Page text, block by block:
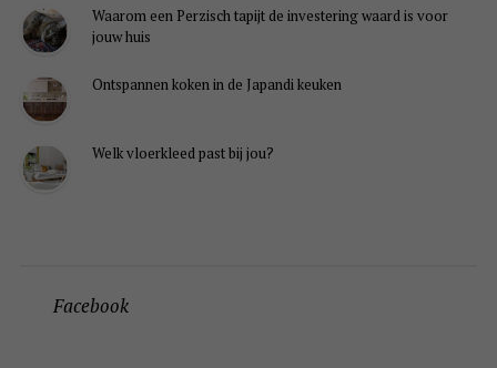
Waarom een Perzisch tapijt de investering waard is voor
jouw huis
Ontspannen koken in de Japandi keuken
Welk vloerkleed past bij jou?
Facebook